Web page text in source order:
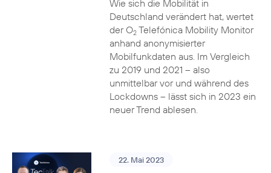
Wie sich die Mobilität in
Deutschland verändert hat, wertet
der O2Telefónica Mobility Monitor
anhand anonymisierter
Mobilfunkdaten aus. Im Vergleich
zu 2019 und 2021 – also
unmittelbar vor und während des
Lockdowns – lässt sich in 2023 ein
neuer Trend ablesen.
22. Mai 2023